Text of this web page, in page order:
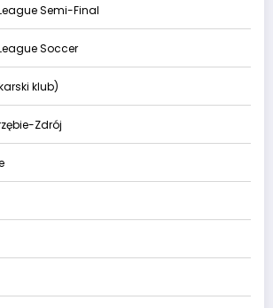
Semi-Final
Soccer
klub)
Zdrój